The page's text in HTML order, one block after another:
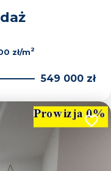
zł/m2
549 000 zł